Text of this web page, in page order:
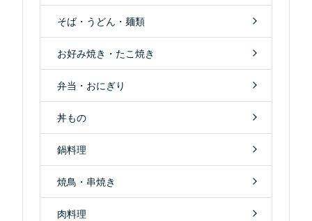
そば・うどん・麺類
お好み焼き・たこ焼き
弁当・おにぎり
丼もの
鍋料理
焼鳥・串焼き
肉料理